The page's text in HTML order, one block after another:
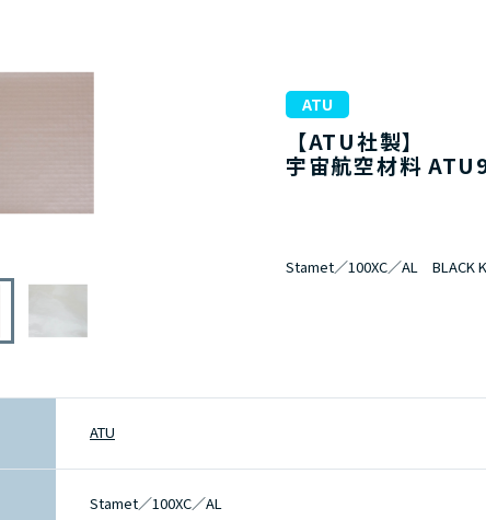
【ATU社製】
宇宙航空材料
ATU
Stamet／100XC／AL BLACK
ATU
Stamet／100XC／AL